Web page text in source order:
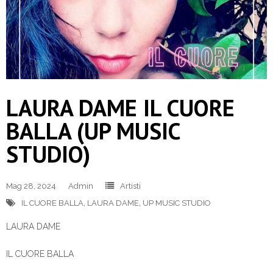
LAURA DAME IL CUORE
BALLA (UP MUSIC
STUDIO)
Mag 28, 2024 Admin
Artisti
IL CUORE BALLA LAURA DAME UP MUSIC STUDIO
LAURA DAME
IL CUORE BALLA